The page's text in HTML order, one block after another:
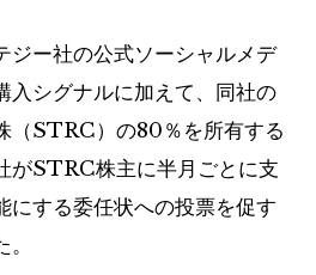
ジー社の公式ソーシャルメデ
入シグナルに加えて、同社の
（STRC）の80％を所有する
がSTRC株主に半月ごとに支
にする委任状への投票を促す